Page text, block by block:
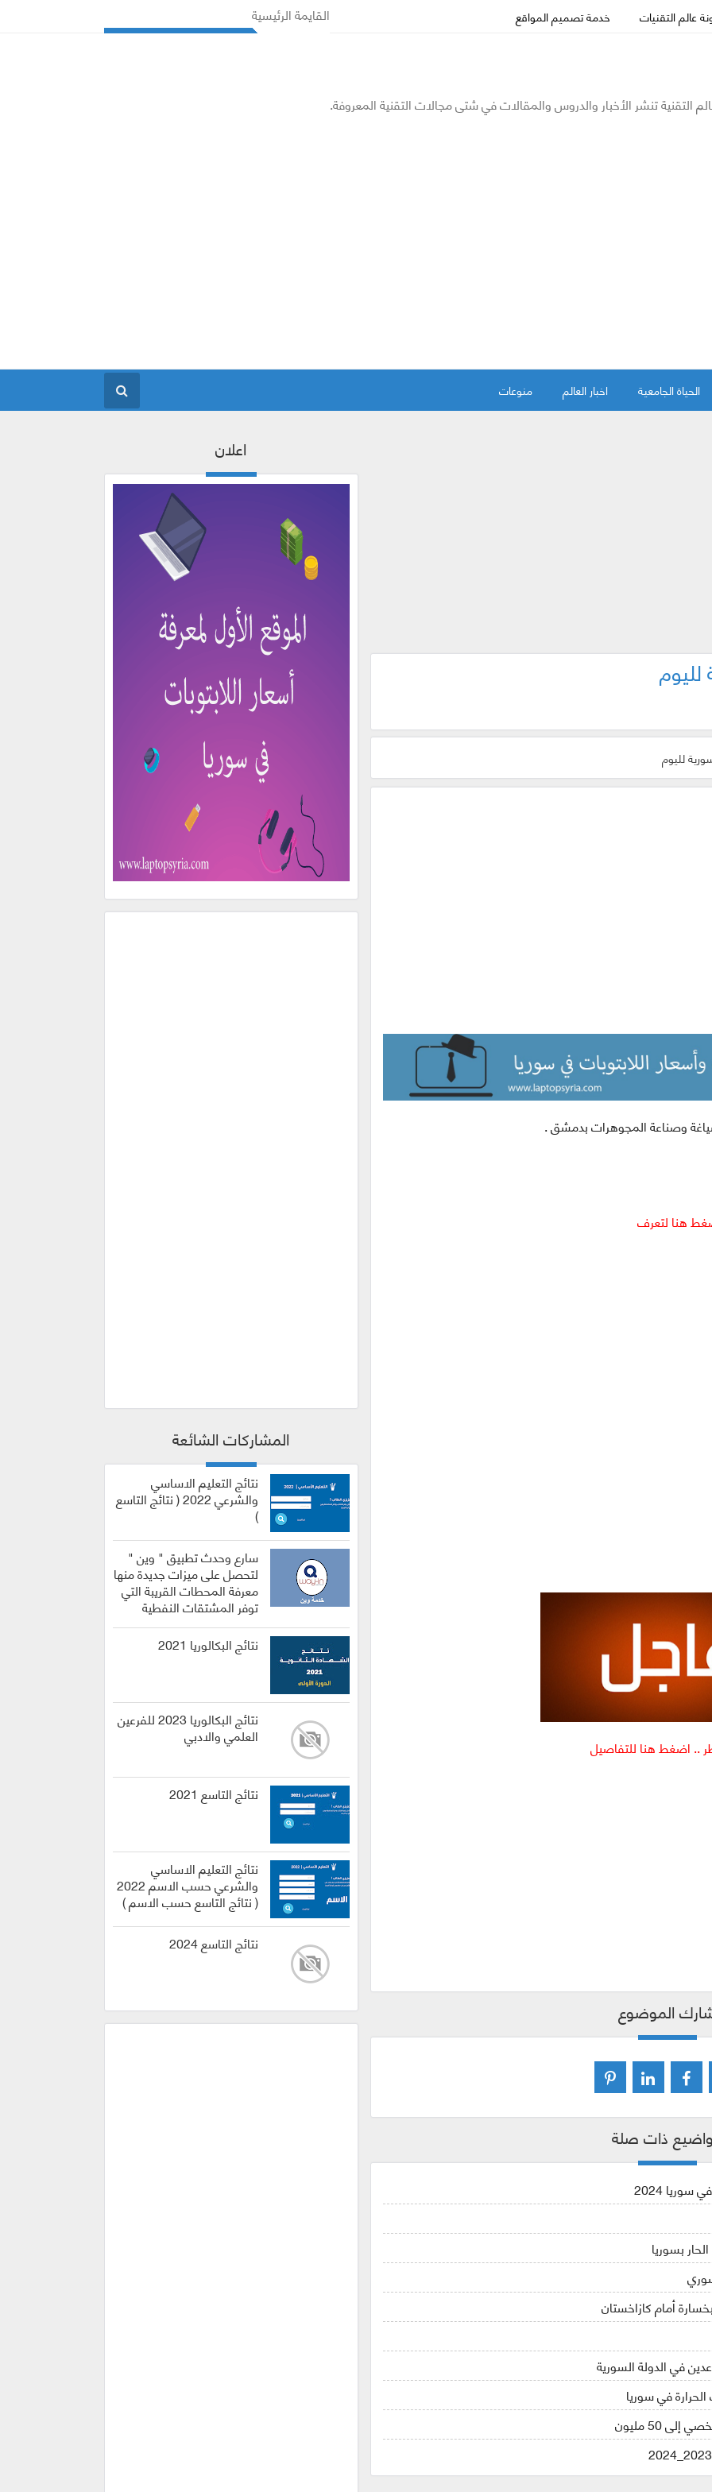
عالم التقنيات خدمة تصميم المواقع القايمة الرئيسية
التقنية تنشر الأخبار والدروس والمقالات في شتى مجالات التقنية المعروفة.
الحياة الجامعية اخبار العالم منوعات
لليوم
وصناعة المجوهرات بدمشق .
هنا لتعرف
.. اضغط هنا للتفاصيل
الموضوع
ذات صلة
2024
بسوريا
أمام كازاخستان
في الدولة السورية
في سوريا
50 مليون
اعلان
المشاركات الشائعة
نتائج التعليم الاساسي
والشرعي 2022 ( نتائج التاسع
)
سارع وحدث تطبيق " وين "
لتحصل على ميزات جديدة منها
معرفة المحطات القريبة التي
توفر المشتقات النفطية
نتائج البكالوريا 2021
نتائج البكالوريا 2023 للفرعين
العلمي والادبي
نتائج التاسع 2021
نتائج التعليم الاساسي
والشرعي حسب الاسم 2022
( نتائج التاسع حسب الاسم )
نتائج التاسع 2024